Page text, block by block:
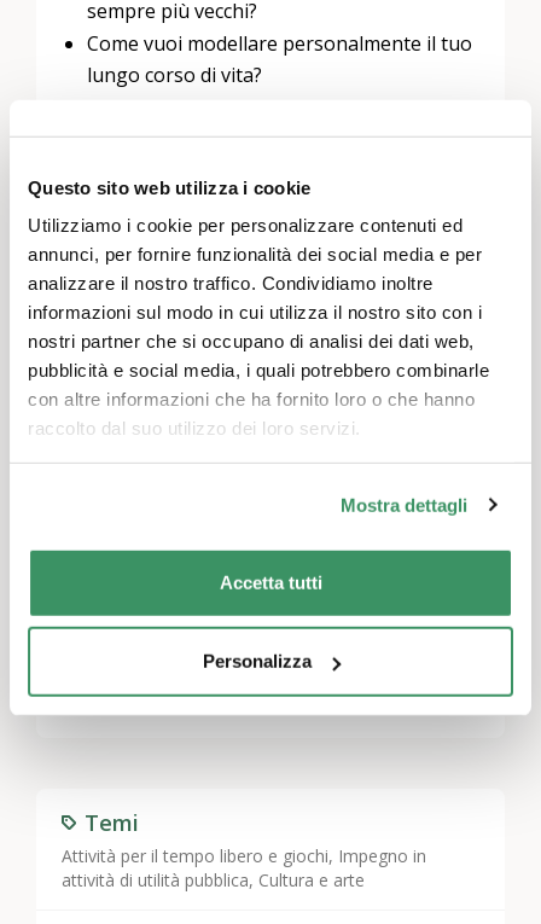
Questo sito web utilizza i cookie
Utilizziamo i cookie per personalizzare contenuti ed
annunci, per fornire funzionalità dei social media e per
analizzare il nostro traffico. Condividiamo inoltre
informazioni sul modo in cui utilizza il nostro sito con i
nostri partner che si occupano di analisi dei dati web,
pubblicità e social media, i quali potrebbero combinarle
con altre informazioni che ha fornito loro o che hanno
raccolto dal suo utilizzo dei loro servizi.
Mostra dettagli
Accetta tutti
Personalizza
Temi
Attività per il tempo libero e giochi, Impegno in
attività di utilità pubblica, Cultura e arte
sempre più vecchi?
Come vuoi modellare personalmente il tuo
lungo corso di vita?
atteggiamenti del gruppo sono resi visibili in
uno scambio interattivo e moderato.
Introduzione per gli insegnanti
Gli insegnanti possono preparare la visita con
la propria classe sotto forma di
un'introduzione. Possono percorrere il tour,
fare domande sui contenuti, il background e
le offerte e discutere il corso della vostra
Lascia un commento